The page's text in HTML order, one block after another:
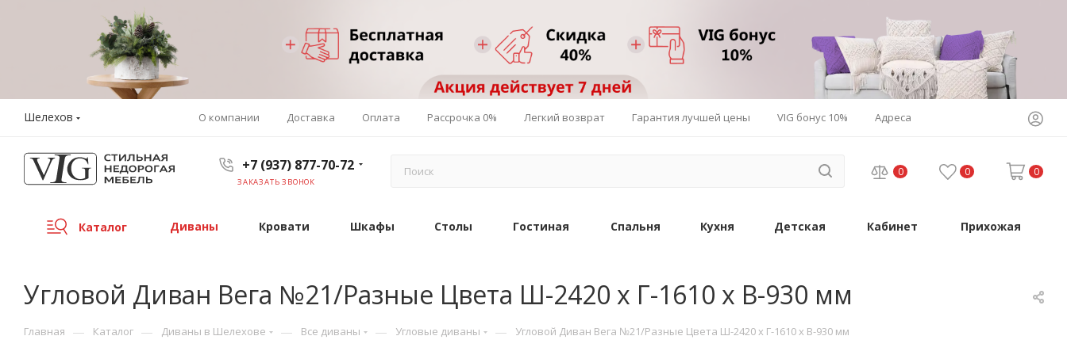
Шелехов О компании Доставка Оплата Рассрочка 0% Легкий возврат Гарантия лучшей цены VIG бонус 10% Адреса
+7 (937) 877-70-72
ЗАКАЗАТЬ ЗВОНОК
0 0 0
Каталог Диваны Кровати Шкафы Столы Гостиная Спальня Кухня Детская Кабинет Прихожая
Угловой Диван Вега №21/Разные Цвета Ш-2420 х Г-1610 х В-930 мм
Главная — Каталог — Диваны в Шелехове — Все диваны — Угловые диваны — Угловой Диван Вега №21/Разные Цвета Ш-2420 х Г-1610 х В-930 мм